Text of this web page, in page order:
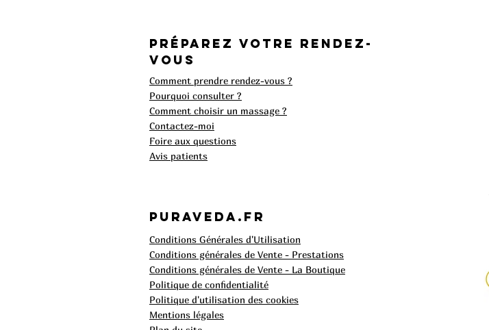
Préparez votre Rendez-
vous
Comment prendre rendez-vous ?
Pourquoi consulter ?
Comment choisir un massage ?
Contactez-moi
Foire aux questions​
Avis patients
Puraveda.fr
Conditions Générales d'Utilisation
Conditions générales de Vente - Prestations
Conditions générales de Vente - La Boutique
Politique de confidentialité
Politique d'utilisation des cookies
Mentions légales